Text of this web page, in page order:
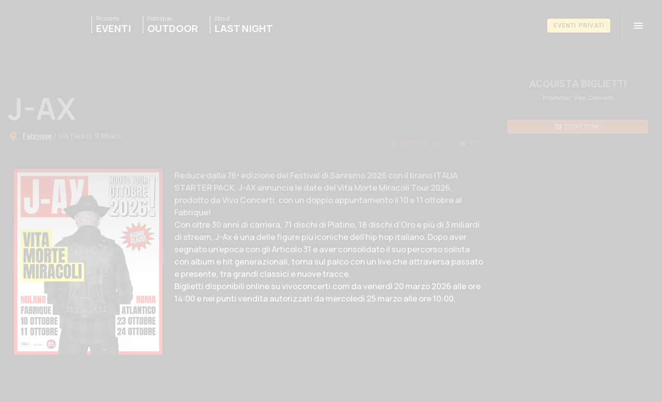
Prossimi
EVENTI
Fabrique
OUTDOOR
About
LAST NIGHT EVENTI PRIVATI
Fabrique / Via Fantoli, 9 Milano
Descrizione evento
Reduce dalla 76ª edizione del Festival di Sanremo 2026 con il brano ITALIA
STARTER PACK, J-AX annuncia le date del Vita Morte Miracoli Tour 2026,
prodotto da Vivo Concerti, con un doppio appuntamento il 10 e 11 ottobre al
Fabrique!
Con oltre 30 anni di carriera, 71 dischi di Platino, 18 dischi d’Oro e più di 3 miliardi
di stream, J-Ax è una delle figure più iconiche dell’hip hop italiano. Dopo aver
segnato un’epoca con gli Articolo 31 e aver consolidato il suo percorso solista
con album e hit generazionali, torna sul palco con un live che attraversa passato
e presente, tra grandi classici e nuove tracce.
Biglietti disponibili online suvivoconcerti.com da venerdì 20 marzo 2026 alle ore
14:00 e nei punti vendita autorizzati da mercoledì 25 marzo alle ore 10:00.
TICKETONE